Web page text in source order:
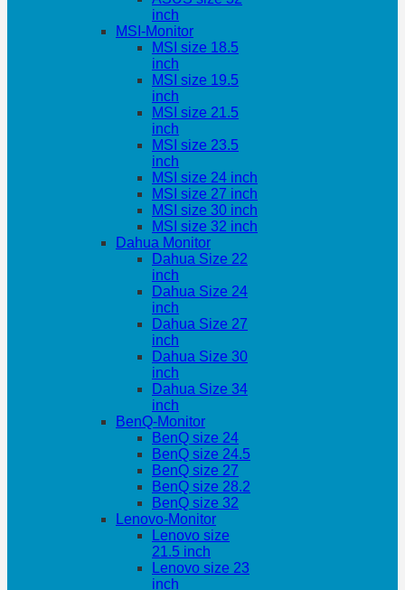
inch
MSI-Monitor
MSI size 18.5
inch
MSI size 19.5
inch
MSI size 21.5
inch
MSI size 23.5
inch
MSI size 24 inch
MSI size 27 inch
MSI size 30 inch
MSI size 32 inch
Dahua Monitor
Dahua Size 22
inch
Dahua Size 24
inch
Dahua Size 27
inch
Dahua Size 30
inch
Dahua Size 34
inch
BenQ-Monitor
BenQ size 24
BenQ size 24.5
BenQ size 27
BenQ size 28.2
BenQ size 32
Lenovo-Monitor
Lenovo size
21.5 inch
Lenovo size 23
inch